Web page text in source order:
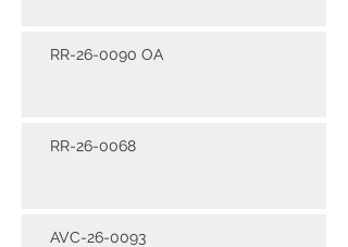
RR-26-0090 OA
RR-26-0068
AVC-26-0093